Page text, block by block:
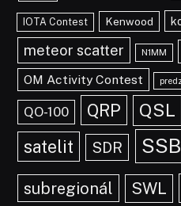
IOTA Contest Kenwood
meteor scatter N1MM
OM Activity Contest
QO-100 QRP QSL
satelit SDR SSB
subregionál SWL